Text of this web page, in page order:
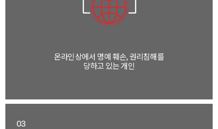
온라인상에서 명예 훼손, 권리침해를
당하고 있는 개인
03